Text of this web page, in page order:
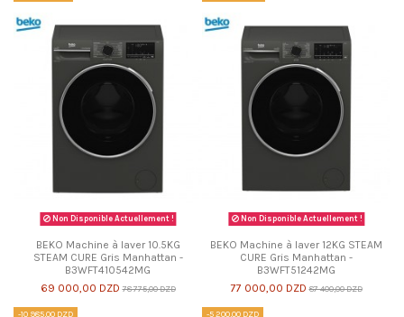
Non Disponible Actuellement !
BEKO Machine à laver 10.5KG
STEAM CURE Gris Manhattan -
B3WFT410542MG
69 000,00 DZD 78 775,00 DZD
Non Disponible Actuellement !
BEKO Machine à laver 12KG STEAM
CURE Gris Manhattan -
B3WFT51242MG
77 000,00 DZD 87 400,00 DZD
-10 985,00 DZD -5 200,00 DZD